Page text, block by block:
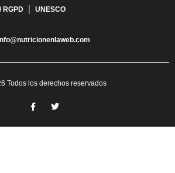
RGPD UNESCO
Todos los derechos reservados